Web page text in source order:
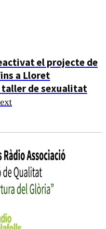
el projecte de
a Lloret
taller de sexualitat